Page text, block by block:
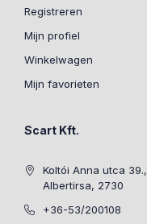
Registreren
Mijn profiel
Winkelwagen
Mijn favorieten
Scart Kft.
Koltói Anna utca 39.,
Albertirsa, 2730
+36-53/200108